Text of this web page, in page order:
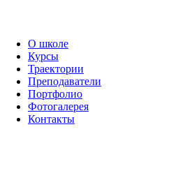
О школе
Курсы
Траектории
Преподаватели
Портфолио
Фотогалерея
Контакты